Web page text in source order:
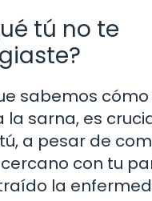
tú no te
sabemos cómo
la sarna, es
a pesar de
con tu
la